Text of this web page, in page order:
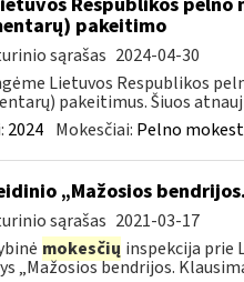
pakeitimo
sąrašas 2024-04-30
Lietuvos Respublikos
pakeitimus. Šiuos
2024 Mokesčiai: Pelno
„Mažosios
sąrašas 2021-03-17
mokesčių inspekcija prie
„Mažosios bendrijos.